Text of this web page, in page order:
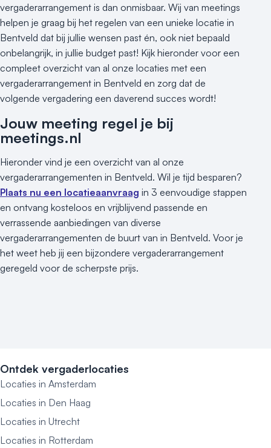
vergaderarrangement is dan onmisbaar. Wij van meetings
helpen je graag bij het regelen van een unieke locatie in
Bentveld dat bij jullie wensen past én, ook niet bepaald
onbelangrijk, in jullie budget past! Kijk hieronder voor een
compleet overzicht van al onze locaties met een
vergaderarrangement in Bentveld en zorg dat de
volgende vergadering een daverend succes wordt!
Jouw meeting regel je bij
meetings.nl
Hieronder vind je een overzicht van al onze
vergaderarrangementen in Bentveld. Wil je tijd besparen?
Plaats nu een locatieaanvraag in 3 eenvoudige stappen
en ontvang kosteloos en vrijblijvend passende en
verrassende aanbiedingen van diverse
vergaderarrangementen de buurt van in Bentveld. Voor je
het weet heb jij een bijzondere vergaderarrangement
geregeld voor de scherpste prijs.
Ontdek vergaderlocaties
Locaties in Amsterdam
Locaties in Den Haag
Locaties in Utrecht
Locaties in Rotterdam